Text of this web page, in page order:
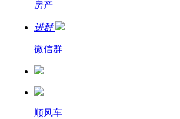
房产
进群
微信群
顺风车